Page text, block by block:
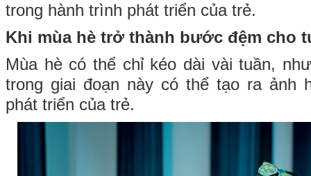
trong hành trình phát triển của trẻ.
Khi mùa hè trở thành bước đệm cho
Mùa hè có thể chỉ kéo dài vài tuần,
trong giai đoạn này có thể tạo ra ảnh
phát triển của trẻ.